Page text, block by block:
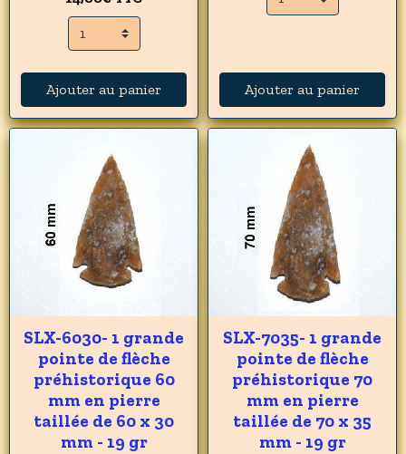
Ajouter au panier Ajouter au panier
SLX-6030- 1 grande
pointe de flèche
préhistorique 60
mm en pierre
taillée de 60 x 30
mm - 19 gr
SLX-7035- 1 grande
pointe de flèche
préhistorique 70
mm en pierre
taillée de 70 x 35
mm - 19 gr